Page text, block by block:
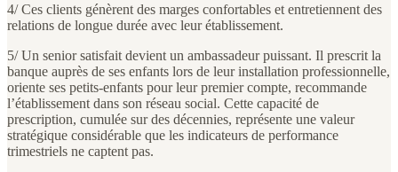
4/ Ces clients génèrent des marges confortables et entretiennent des
relations de longue durée avec leur établissement.
5/ Un senior satisfait devient un ambassadeur puissant. Il prescrit la
banque auprès de ses enfants lors de leur installation professionnelle,
oriente ses petits-enfants pour leur premier compte, recommande
l’établissement dans son réseau social. Cette capacité de
prescription, cumulée sur des décennies, représente une valeur
stratégique considérable que les indicateurs de performance
trimestriels ne captent pas.